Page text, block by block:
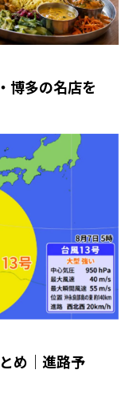
博多の名店を
め｜進路予